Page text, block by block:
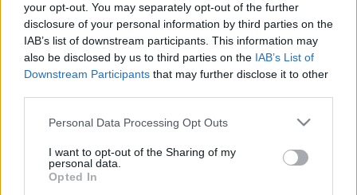
your opt-out. You may separately opt-out of the further
disclosure of your personal information by third parties on the
IAB’s list of downstream participants. This information may
also be disclosed by us to third parties on the IAB’s List of
Downstream Participants that may further disclose it to other
Please note that this website/app uses one or more Google
not limited to your visit or usage behaviour. You may click to
grant or deny consent to Google and its third-party tags to
use your data for below specified purposes in below Google
Personal Data Processing Opt Outs
I want to opt-out of the Sharing of my
personal data.
Opted In
November hónapban született neves magyar
nyelvészek, szótárírók életrajzai a "tovább olvasom"
gombra kattintva olvashatók. Waltherr László Imre
Született–meghalt: (Tarcal, 1788. nov. 1. – Tarcal,
1863. okt. 23.) Foglalkozása: történész, nyelvész, az
MTA l. tagja (1832)…
Október hónapban született neves
magyar nyelvészek, szótárírók